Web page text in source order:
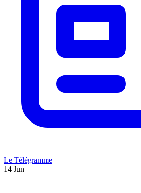
Le Télégramme
14 Jun